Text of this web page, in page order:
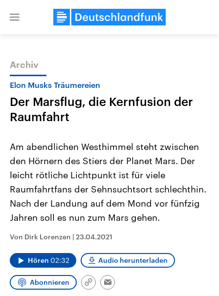
Close
Themen
Landtagswahl Sachsen-Anhalt
2026
Alle Informationen
Sachsen-Anhalt wählt am 6.
September 2026 einen neuen
Landtag. Seit 2021 wird das
Bundesland von einer Koalition aus
Umfragen, Prognosen,
Wahlprogramme, aktuelle Berichte
und Kandidaten der anstehenden
Wahl.
USA
Aktuelle Beiträge,
Hintergründe
Wirtschaftlich und
gehören die Vereinigten
den mächtigsten Ländern
mit großem Einfluss auf
aktuelle Weltgeschehen.
Archiv
Elon Musks Träumereien
Der Marsflug, die Kernfusion der
Raumfahrt
Am abendlichen Westhimmel steht zwischen
den Hörnern des Stiers der Planet Mars. Der
leicht rötliche Lichtpunkt ist für viele
Raumfahrtfans der Sehnsuchtsort schlechthin.
Nach der Landung auf dem Mond vor fünfzig
Jahren soll es nun zum Mars gehen.
Von Dirk Lorenzen | 23.04.2021
Hören 02:32 Audio herunterladen
Abonnieren
Link
Email